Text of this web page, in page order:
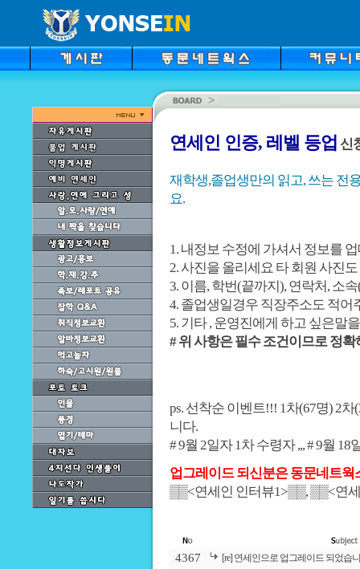
연세인 인증, 레벨 등업 신
재학생,졸업생만의 읽고, 쓰는 전
요.
1. 내정보 수정에 가셔서 정보를
2. 사진을 올리세요 타 회원 사진
3. 이름, 학번(끝까지), 연락처, 소
4. 졸업생일경우 직장주소도 적어
5. 기타 , 운영진에게 하고 싶은말
# 위 사항은 필수 조건이므로 정
ps. 선착순 이벤트!!! 1차(67명) 2
니다.
# 9월 2일자 1차 수령자,,,# 9월 18
업그레이드 되신분은 동문네트
▒▒<연세인 인터뷰1>▒▒, ▒▒<연
4367 [re] 연세인으로 업그레이드 되었습